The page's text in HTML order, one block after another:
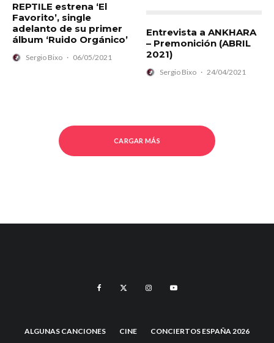
REPTILE estrena ‘El
Favorito’, single
adelanto de su primer
álbum ‘Ruido Orgánico’
Sergio Bixo · 06/05/2021
Entrevista a ANKHARA
– Premonición (ABRIL
2021)
Sergio Bixo · 24/04/2021
CARGAR MÁS
ALGUNAS CANCIONES CINE CONCIERTOS ESPAÑA 2026